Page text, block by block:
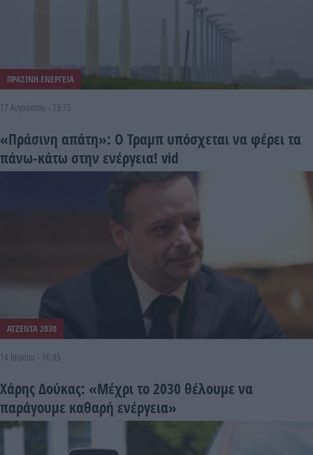
ΠΡΑΣΙΝΗ ΕΝΕΡΓΕΙΑ
17 Αυγούστου - 13:15
«Πράσινη απάτη»: Ο Τραμπ υπόσχεται να φέρει τα
πάνω-κάτω στην ενέργεια! vid
ΑΤΖΕΝΤΑ 2030
14 Ιουνίου - 16:45
Χάρης Δούκας: «Μέχρι το 2030 θέλουμε να
παράγουμε καθαρή ενέργεια»